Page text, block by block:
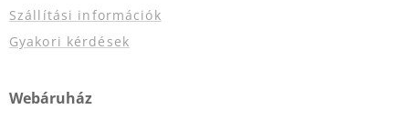
Szállítási információk
Gyakori kérdések
Webáruház